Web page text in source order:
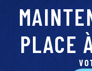
PLACE